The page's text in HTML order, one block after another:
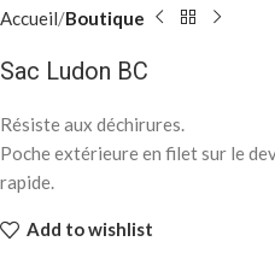
Accueil Boutique
Sac Ludon BC
Résiste aux déchirures.
Poche extérieure en filet sur le
rapide.
Add to wishlist